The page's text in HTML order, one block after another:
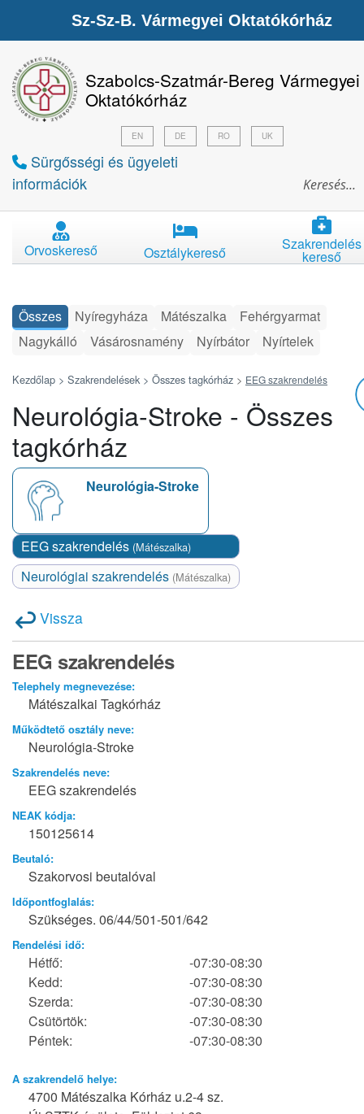
Szabolcs-Szatmár-Bereg Vármegyei
Oktatókórház
Sürgősségi és ügyeleti
információk
EN DE RO UK
Orvoskereső Osztálykereső Szakrendelés
kereső
Összes Nyíregyháza Mátészalka
Fehérgyarmat
Nagykálló
Vásárosnamény Nyírbátor Nyírtelek
Kezdőlap > Szakrendelések > Összes tagkórház > EEG szakrendelés
Neurológia-Stroke - Összes
tagkórház
Neurológia-Stroke
EEG szakrendelés (Mátészalka)
Neurológiai szakrendelés (Mátészalka)
Vissza
EEG szakrendelés
Telephely megnevezése:
Mátészalkai Tagkórház
Működtető osztály neve:
Neurológia-Stroke
Szakrendelés neve:
EEG szakrendelés
NEAK kódja:
150125614
Beutaló:
Szakorvosi beutalóval
Időpontfoglalás:
Szükséges. 06/44/501-501/642
Rendelési idő:
Hétfő:
-07:30-08:30
Kedd:
-07:30-08:30
Szerda:
-07:30-08:30
Csütörtök:
-07:30-08:30
Péntek:
-07:30-08:30
A szakrendelő helye:
4700 Mátészalka Kórház u.2-4 sz.
Sz-Sz-B. Vármegyei Oktatókórház